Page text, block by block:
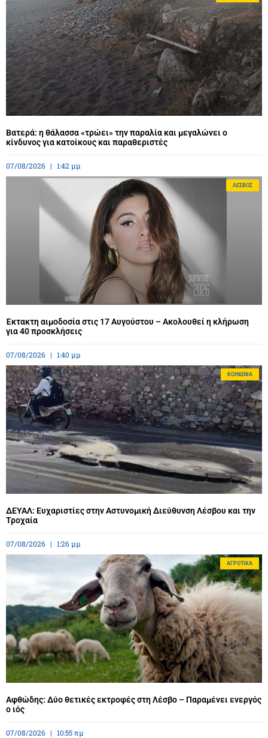
Βατερά: η θάλασσα «τρώει» την παραλία και μεγαλώνει ο
κίνδυνος για κατοίκους και παραθεριστές
07/08/2026 1:42 μμ
ΛΈΣΒΟΣ
Έκτακτη αιμοδοσία στις 17 Αυγούστου – Ακολουθεί η κλήρωση
για 40 προσκλήσεις
07/08/2026 1:40 μμ
ΚΟΙΝΩΝΊΑ
ΔΕΥΑΛ: Ευχαριστίες στην Αστυνομική Διεύθυνση Λέσβου και την
Τροχαία
07/08/2026 1:26 μμ
ΑΓΡΟΤΙΚΆ
Αφθώδης: Δύο θετικές εκτροφές στη Λέσβο – Παραμένει ενεργός
ο ιός
07/08/2026 10:55 πμ